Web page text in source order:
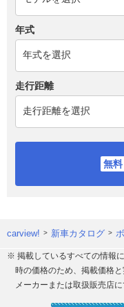
年式
走行距離
carview! 新車カタログ
※ 掲載しているすべての情報
時の価格のため、掲載価格
メーカーまたは取扱販売店